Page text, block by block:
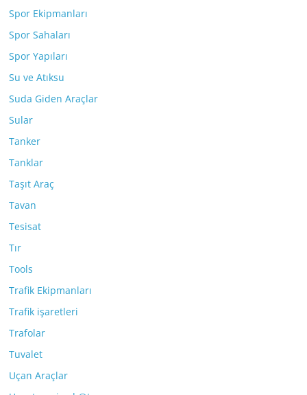
Spor Ekipmanları
Spor Sahaları
Spor Yapıları
Su ve Atıksu
Suda Giden Araçlar
Sular
Tanker
Tanklar
Taşıt Araç
Tavan
Tesisat
Tır
Tools
Trafik Ekipmanları
Trafik işaretleri
Trafolar
Tuvalet
Uçan Araçlar